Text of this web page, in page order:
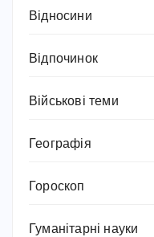
Відносини
Відпочинок
Військові теми
Географія
Гороскоп
Гуманітарні науки